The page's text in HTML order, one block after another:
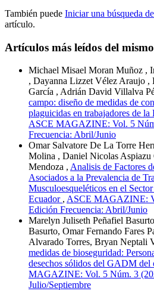
También puede Iniciar una búsqueda
artículo.
Artículos más leídos del
Michael Misael Moran Muñoz ,
, Dayanna Lizzet Vélez Araujo ,
García , Adrián David Villalva
campo: diseño de medidas de
plaguicidas en trabajadores de
ASCE MAGAZINE: Vol. 5
Frecuencia: Abril/Junio
Omar Salvatore De La Torre
Molina , Daniel Nicolas Aspiazu
Mendoza , Analisis de Factores
Asociados a la Prevalencia de
Musculoesqueléticos en el
Ecuador , ASCE MAGAZINE:
Edición Frecuencia: Abril/Junio
Marelyn Juliseth Peñafiel
Basurto, Omar Fernando Fares
Alvarado Torres, Bryan Neptali
medidas de bioseguridad:
desechos sólidos del GADM del
MAGAZINE: Vol. 5 Núm. 3
Julio/Septiembre